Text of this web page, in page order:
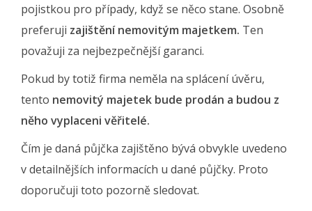
pojistkou pro případy, když se něco stane. Osobně
preferuji zajištění nemovitým majetkem. Ten
považuji za nejbezpečnější garanci.
Pokud by totiž firma neměla na splácení úvěru,
tento nemovitý majetek bude prodán a budou z
něho vyplaceni věřitelé.
Čím je daná půjčka zajištěno bývá obvykle uvedeno
v detailnějších informacích u dané půjčky. Proto
doporučuji toto pozorně sledovat.